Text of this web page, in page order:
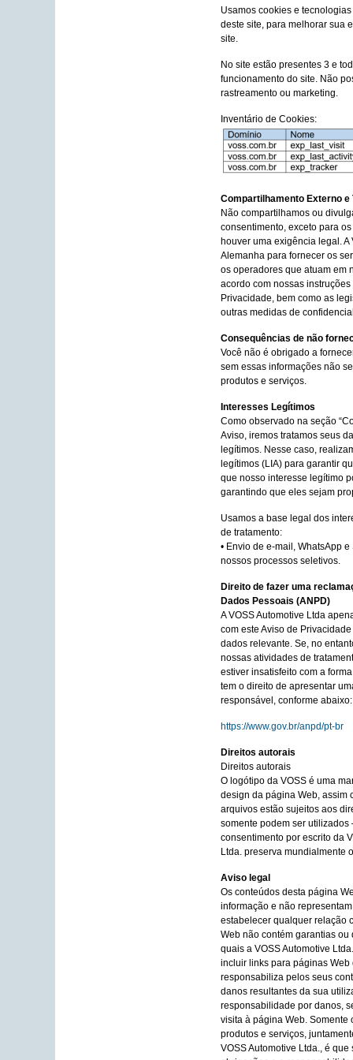
Usamos cookies e
deste site, para melhorar sua
site.
No site estão presentes 3 e
funcionamento do site. Não
rastreamento ou marketing.
Inventário de Cookies:
Compartilhamento Externo
Não compartilhamos ou
consentimento, exceto para
houver uma exigência legal.
Alemanha para fornecer os
os operadores que atuam em
acordo com nossas
Privacidade, bem como as
outras medidas de
Consequências de não
Você não é obrigado a
sem essas informações não
produtos e serviços.
Interesses Legítimos
Como observado na seção
Aviso, iremos tratamos seus
legítimos. Nesse caso,
legítimos (LIA) para garantir
que nosso interesse legítimo
garantindo que eles sejam
Usamos a base legal dos
de tratamento:
• Envio de e-mail, WhatsApp
nossos processos seletivos.
Direito de fazer uma
Dados Pessoais (ANPD)
A VOSS Automotive Ltda
com este Aviso de
dados relevante. Se, no
nossas atividades de
estiver insatisfeito com a
tem o direito de apresentar
responsável, conforme abaixo:
https://www.gov.br/anpd/pt-br
Direitos autorais
Direitos autorais
O logótipo da VOSS é uma
design da página Web, assim
arquivos estão sujeitos aos
somente podem ser utilizados
consentimento por escrito da
Ltda. preserva mundialmente
Aviso legal
Os conteúdos desta página
informação e não
estabelecer qualquer relação
Web não contém garantias
quais a VOSS Automotive
incluir links para páginas Web
responsabiliza pelos seus
danos resultantes da sua
responsabilidade por danos,
visita à página Web. Somente
produtos e serviços,
VOSS Automotive Ltda., é